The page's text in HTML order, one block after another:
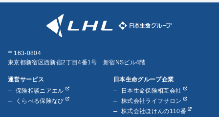
〒163-0804
東京都新宿区西新宿2丁目4番1号 新宿NSビル4階
運営サービス
保険相談ニアエル
くらべる保険なび
日本生命グループ企業
日本生命保険相互会社
株式会社ライフサロン
株式会社ほけんの110番